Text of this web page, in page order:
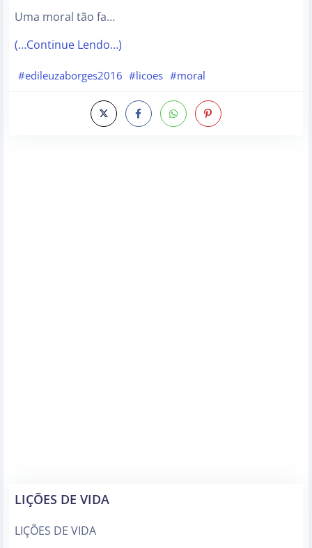
Uma moral tão fa…
(…Continue Lendo…)
#edileuzaborges2016 #licoes #moral
LIÇÕES DE VIDA
LIÇÕES DE VIDA